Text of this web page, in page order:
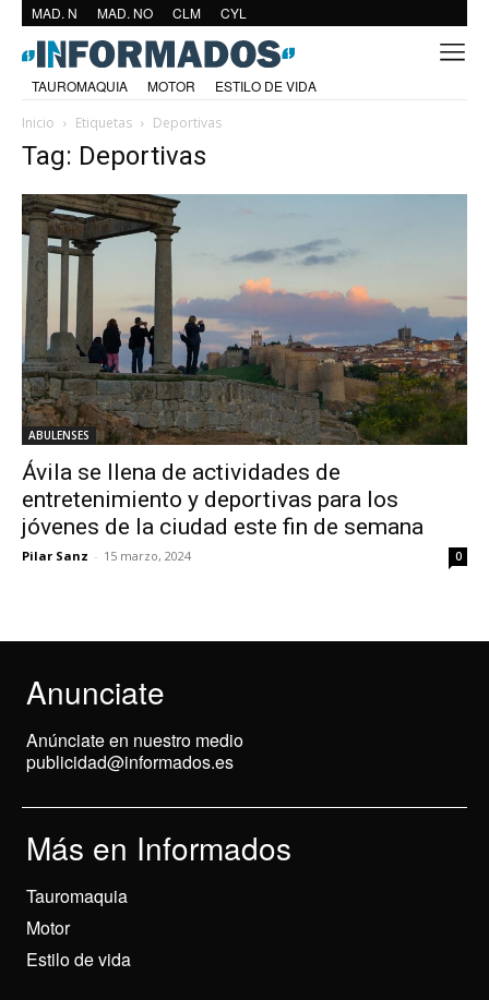
MAD. N MAD. NO CLM CYL
TAUROMAQUIA MOTOR
ESTILO DE VIDA
Inicio
Etiquetas Deportivas
Tag: Deportivas
ABULENSES
Ávila se llena de actividades de
entretenimiento y deportivas para los
jóvenes de la ciudad este fin de semana
Pilar Sanz - 15 marzo, 2024 0
Anunciate
Anúnciate en nuestro medio
publicidad@informados.es
Más en Informados
Tauromaquia
Motor
Estilo de vida